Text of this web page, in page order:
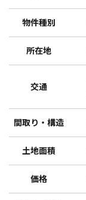
物件種別
所在地
交通
間取り・構造
土地面積
価格